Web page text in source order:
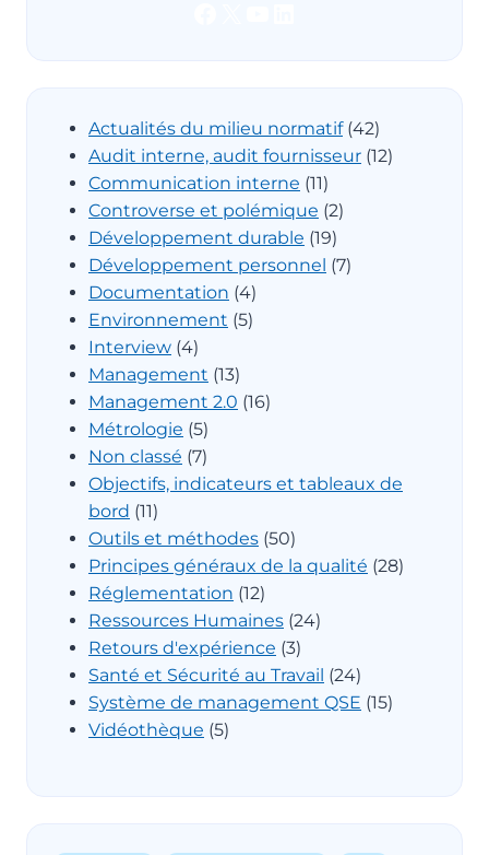
Actualités du milieu normatif(42)
Audit interne, audit fournisseur (12)
Communication interne (11)
Controverse et polémique (2)
Développement durable (19)
Développement personnel (7)
Documentation (4)
Environnement (5)
Interview (4)
Management (13)
Management 2.0 (16)
Métrologie (5)
Non classé (7)
Objectifs, indicateurs et tableaux de
bord (11)
Outils et méthodes (50)
Principes généraux de la qualité (28)
Réglementation (12)
Ressources Humaines (24)
Retours d'expérience (3)
Santé et Sécurité au Travail (24)
Système de management QSE (15)
Vidéothèque (5)